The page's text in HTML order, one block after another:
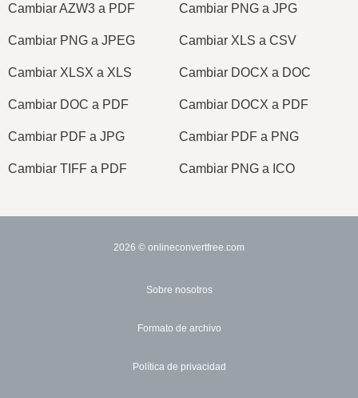
Cambiar AZW3 a PDF Cambiar PNG a JPG
Cambiar PNG a JPEG Cambiar XLS a CSV
Cambiar XLSX a XLS Cambiar DOCX a DOC
Cambiar DOC a PDF Cambiar DOCX a PDF
Cambiar PDF a JPG Cambiar PDF a PNG
Cambiar TIFF a PDF Cambiar PNG a ICO
2026 © onlineconvertfree.com
Sobre nosotros
Formato de archivo
Política de privacidad